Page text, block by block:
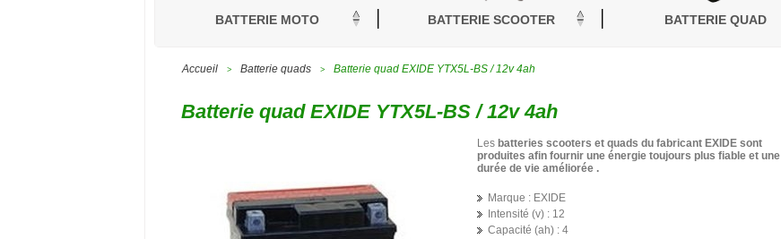
BATTERIE MOTO BATTERIE SCOOTER BATTERIE QUAD
Accueil > Batterie quads > Batterie quad EXIDE YTX5L-BS / 12v 4ah
Batterie quad EXIDE YTX5L-BS / 12v 4ah
Lesbatteries scooters et quads du fabricant EXIDE sont
produites afin fournir une énergie toujours plus fiable et une
durée de vie améliorée .
Marque :EXIDE
Intensité (v) :12
Capacité (ah) :4